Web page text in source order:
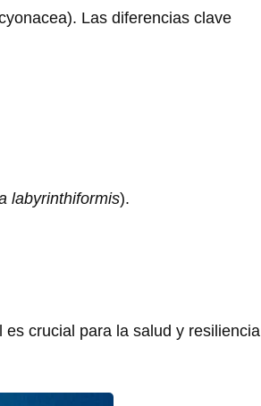
Las diferencias clave
labyrinthiformis).
crucial para la salud y resiliencia